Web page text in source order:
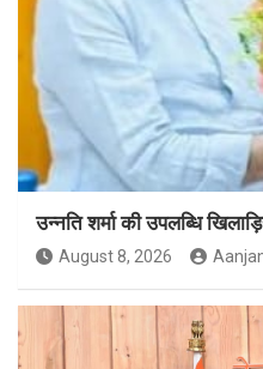
उन्नति शर्मा की उपलब्धि
August 8, 2026